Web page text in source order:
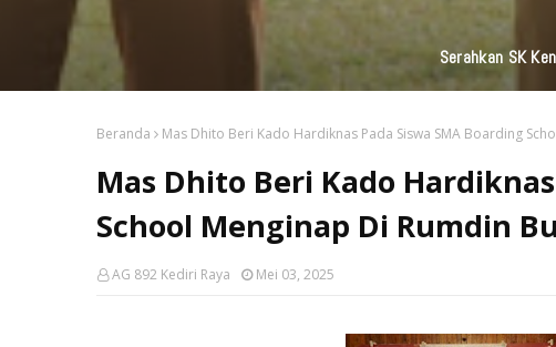
Serahkan SK
Beranda Mas Dhito Beri Kado Hardiknas Pada Siswa SMA Boarding
Mas Dhito Beri Kado
School Menginap Di Rumdin
AG 892 Kediri Raya Mei 03, 2025